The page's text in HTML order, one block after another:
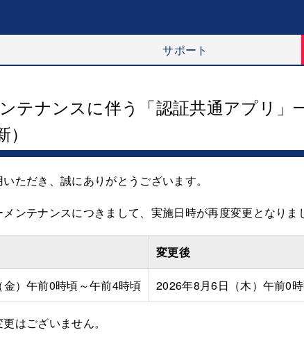
サポート
テナンスに伴う「認証共通アプリ」
ただき、誠にありがとうございます。
メンテナンスにつきまして、実施日時が再度変更となりま
変更後
）午前0時頃～午前4時頃 2026年8月6日（木）午前0
はございません。